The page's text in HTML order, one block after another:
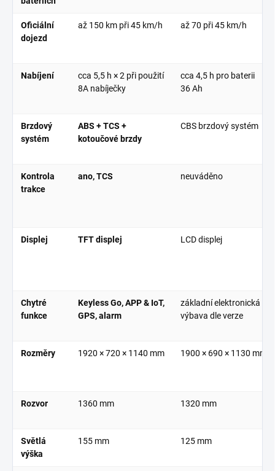
Oficiální
dojezd
až 150 kmpři45 km/h až 70 při45 km/h
Nabíjení cca 5,5 h × 2 při použití
8A nabíječky
cca 4,5 h pro baterii
36 Ah
Brzdový
systém
ABS + TCS +
kotoučové brzdy
CBS brzdový systém
Kontrola
trakce
ano, TCS neuváděno
Displej TFT displej LCD displej
Chytré
funkce
Keyless Go, APP & IoT,
GPS, alarm
základní elektronická
výbava dle verze
Rozměry 1920 × 720 × 1140 mm 1900 × 690 × 1130 mm
Rozvor 1360 mm 1320 mm
Světlá
výška
155 mm 125 mm